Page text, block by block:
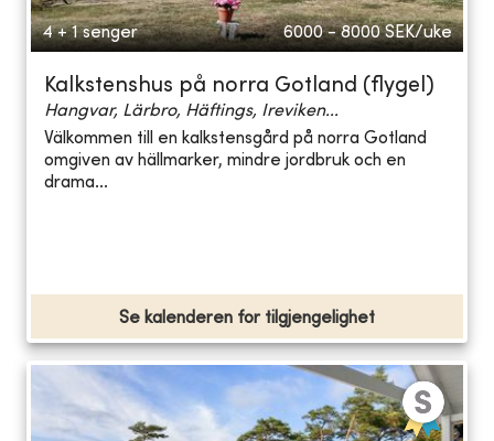
4 + 1 senger 6000 - 8000 SEK/uke
Kalkstenshus på norra Gotland (flygel)
Hangvar, Lärbro, Häftings, Ireviken...
Välkommen till en kalkstensgård på norra Gotland
omgiven av hällmarker, mindre jordbruk och en
drama...
Se kalenderen for tilgjengelighet